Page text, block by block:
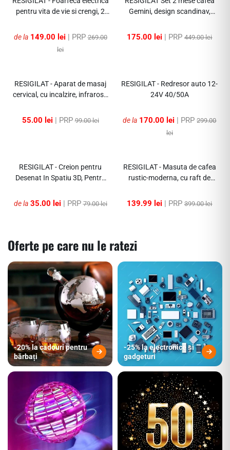
pentru vita de vie si crengi, 2
de la 149.00 lei | PRP269.00
lei
Gemini, design scandinav,
20mm
175.00 lei | PRP449.00 lei
RESIGILAT - Aparat de masaj
cervical, cu incalzire, infrarosu
piele
55.00 lei | PRP99.00 lei
RESIGILAT - Redresor auto 12-
24V 40/50A
de la 170.00 lei | PRP299.00
lei
RESIGILAT - Creion pentru
Desenat In Spatiu 3D, Pentru
Filamente Multicolore
de la 35.00 lei | PRP79.00 lei
RESIGILAT - Masuta de cafea
rustic-moderna, cu raft de
metalic, 120x60x43cm
139.99 lei | PRP399.00 lei
Oferte pe care nu le ratezi
-20% la cadouri pentru
bărbați
-25% la electronice și
gadgeturi